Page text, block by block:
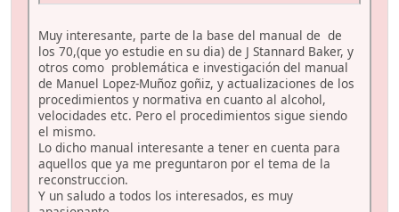
Muy interesante, parte de la base del manual de de
los 70,(que yo estudie en su dia) de J Stannard Baker, y
otros como problemática e investigación del manual
de Manuel Lopez-Muñoz goñiz, y actualizaciones de los
procedimientos y normativa en cuanto al alcohol,
velocidades etc. Pero el procedimientos sigue siendo
el mismo.
Lo dicho manual interesante a tener en cuenta para
aquellos que ya me preguntaron por el tema de la
reconstruccion.
Y un saludo a todos los interesados, es muy